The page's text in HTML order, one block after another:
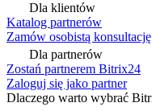
Dla klientów
Katalog partnerów
Zamów osobistą konsultację
Dla partnerów
Zostań partnerem Bitrix24
Zaloguj się jako partner
Dlaczego warto wybrać